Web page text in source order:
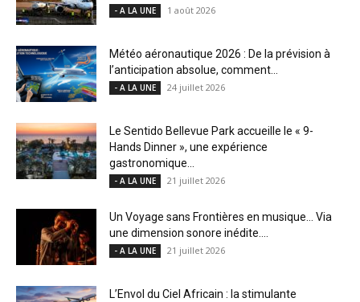
- A LA UNE 1 août 2026
Météo aéronautique 2026 : De la prévision à
l’anticipation absolue, comment...
- A LA UNE 24 juillet 2026
Le Sentido Bellevue Park accueille le « 9-
Hands Dinner », une expérience
gastronomique...
- A LA UNE 21 juillet 2026
Un Voyage sans Frontières en musique… Via
une dimension sonore inédite....
- A LA UNE 21 juillet 2026
L’Envol du Ciel Africain : la stimulante